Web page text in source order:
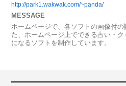
http://park1.wakwak.com/~panda/
MESSAGE
ホームページで、各ソフトの画像付
た、ホームページ上でできる占い・
になるソフトを制作しています。